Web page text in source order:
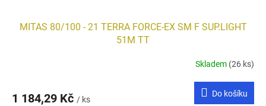
MITAS 80/100 - 21 TERRA FORCE-EX SM F SUP.LIGHT
51M TT
Skladem (26 ks)
1 184,29 Kč / ks
Do košíku